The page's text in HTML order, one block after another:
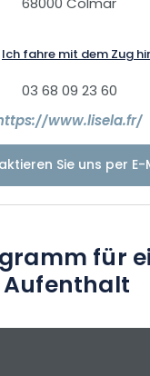
neuartige
des Grand Est und
sofort auf
Grand Est!
68000 Colmar
Ich fahre mit dem Zug
03 68 09 23 60
www.lisela.fr/
Sie uns per E-
für